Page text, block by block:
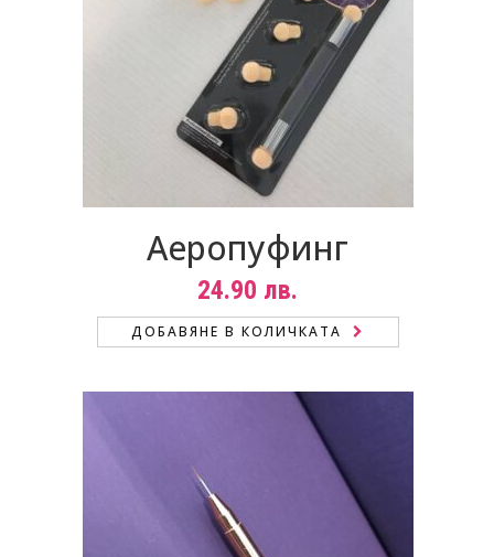
Аеропуфинг
24.90 лв.
ДОБАВЯНЕ В КОЛИЧКАТА